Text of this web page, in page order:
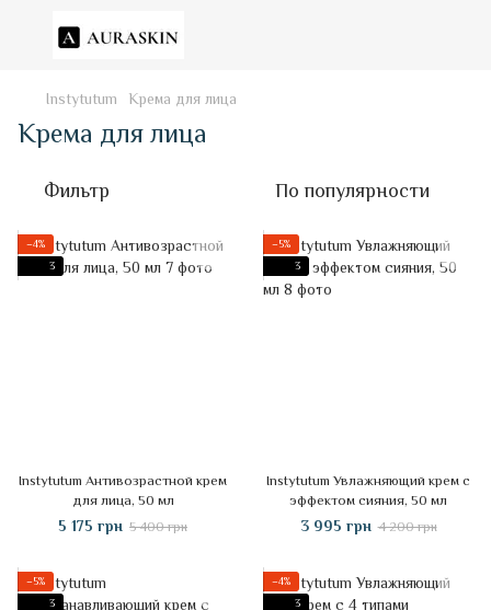
Instytutum Крема для лица
Крема для лица
Фильтр По популярности
−4%
3
Instytutum Антивозрастной крем
для лица, 50 мл
5 175 грн 5 400 грн
−5%
3
Instytutum Увлажняющий крем с
эффектом сияния, 50 мл
3 995 грн 4 200 грн
−5%
3
−4%
3